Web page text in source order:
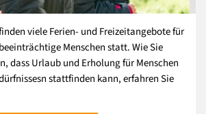
viele Ferien- und Freizeitangebote für
Menschen statt. Wie Sie
dass Urlaub und Erholung für Menschen
stattfinden kann, erfahren Sie